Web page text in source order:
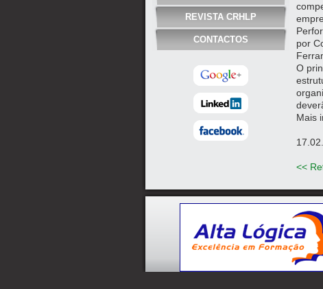
REVISTA CRHLP
CONTACTOS
por
O
Mais
<<